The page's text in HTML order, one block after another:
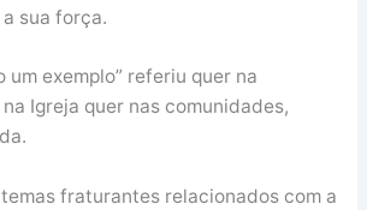
sua força.
um exemplo” referiu quer na
Igreja quer nas comunidades,
fraturantes relacionados com a